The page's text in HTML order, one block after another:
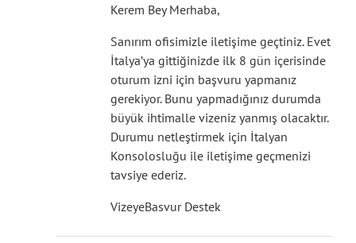
Kerem Bey Merhaba,
Sanırım ofisimizle iletişime geçtiniz. Evet
İtalya’ya gittiğinizde ilk 8 gün içerisinde
oturum izni için başvuru yapmanız
gerekiyor. Bunu yapmadığınız durumda
büyük ihtimalle vizeniz yanmış olacaktır.
Durumu netleştirmek için İtalyan
Konsolosluğu ile iletişime geçmenizi
tavsiye ederiz.
VizeyeBasvur Destek